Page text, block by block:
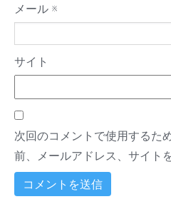
メール ※
サイト
次回のコメントで使用するた
前、メールアドレス、サイト